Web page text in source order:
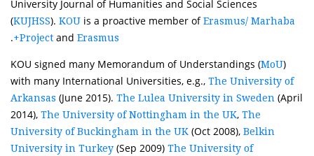
University Journal of Humanities and Social Sciences
(KUJHSS). KOU is a proactive member ofErasmus/ Marhaba
Project and Erasmus+
.
KOU signed many Memorandum of Understandings (MoU)
with many International Universities, e.g., The University of
Arkansas (June 2015). The Lulea University in Sweden (April
2014), The University of Nottingham in the UK, The
University of Buckingham in the UK (Oct 2008), Belkin
University in Turkey (Sep 2009) The University of